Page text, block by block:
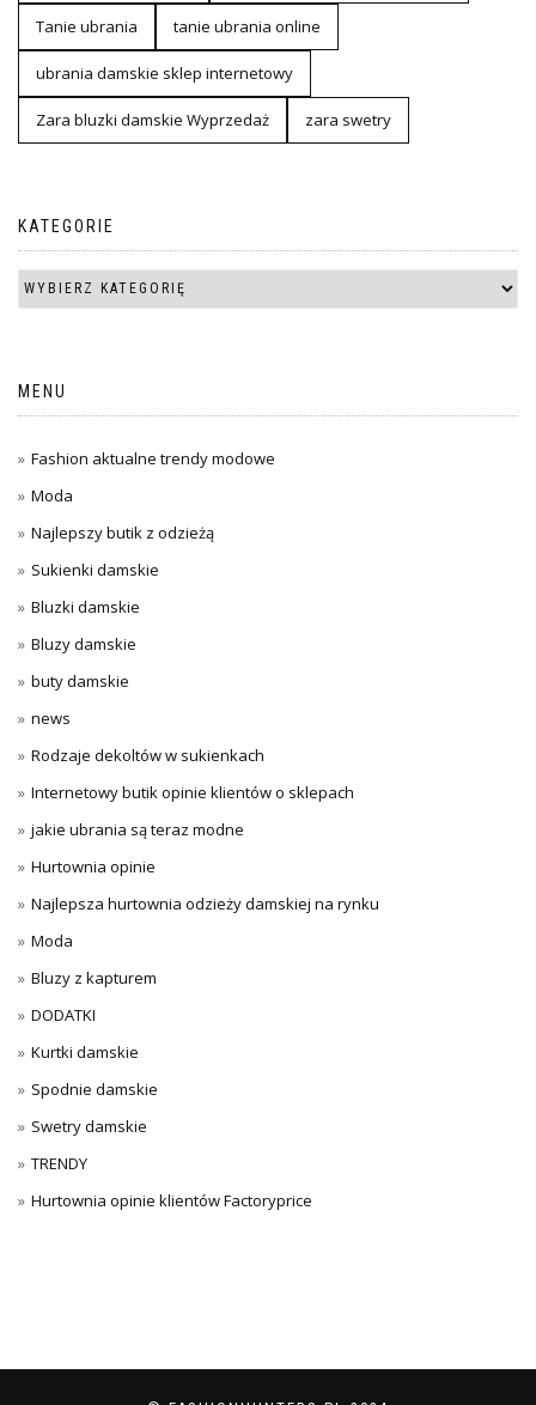
Tanie ubrania tanie ubrania online
ubrania damskie sklep internetowy
Zara bluzki damskie Wyprzedaż zara swetry
KATEGORIE
MENU
Fashion aktualne trendy modowe
Moda
Najlepszy butik z odzieżą
Sukienki damskie
Bluzki damskie
Bluzy damskie
buty damskie
news
Rodzaje dekoltów w sukienkach
Internetowy butik opinie klientów o sklepach
jakie ubrania są teraz modne
Hurtownia opinie
Najlepsza hurtownia odzieży damskiej na rynku
Moda
Bluzy z kapturem
DODATKI
Kurtki damskie
Spodnie damskie
Swetry damskie
TRENDY
Hurtownia opinie klientów Factoryprice